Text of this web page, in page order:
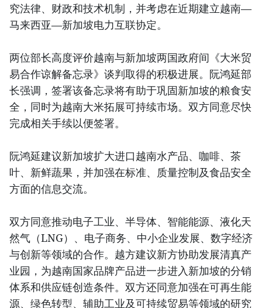
究法律、财政和技术机制，并考虑在近期建立越南—
马来西亚—新加坡电力互联协定。
两位部长高度评价越南与新加坡两国政府间《大米贸
易合作谅解备忘录》谈判取得的积极进展。阮鸿延部
长强调，签署该备忘录将有助于巩固新加坡的粮食安
全，同时为越南大米拓展可持续市场。双方同意尽快
完成相关手续以便签署。
阮鸿延建议新加坡扩大进口越南水产品、咖啡、茶
叶、新鲜蔬果，并加强在标准、质量控制及食品安全
方面的信息交流。
双方同意推动电子工业、半导体、智能能源、液化天
然气（LNG）、电子商务、中小企业发展、数字经济
与创新等领域的合作。越方建议新方协助发展清真产
业园，为越南国家品牌产品进一步进入新加坡的分销
体系和供应链创造条件。双方还同意加强在可再生能
源、绿色转型、辅助工业及可持续贸易等领域的研究